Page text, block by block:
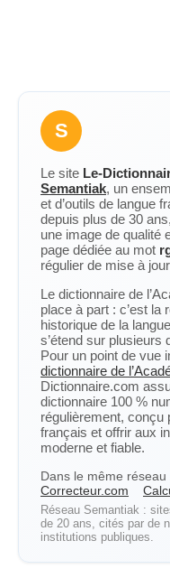
S
Le site Le-
Semantiak, un
et d’outils de langue
depuis plus de 30
une image de qualité
page dédiée au mot
régulier de mise à
Le dictionnaire de
place à part : c’est la
historique de la
s’étend sur plusieurs
Pour un point de vue
dictionnaire de
Dictionnaire.com
dictionnaire 100 %
régulièrement, conçu
français et offrir aux
moderne et fiable.
Dans le même réseau
Correcteur.com
Réseau Semantiak :
de 20 ans, cités par de
institutions publiques.